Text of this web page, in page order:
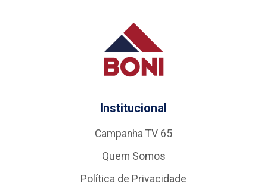
Institucional
Campanha TV 65
Quem Somos
Política de Privacidade